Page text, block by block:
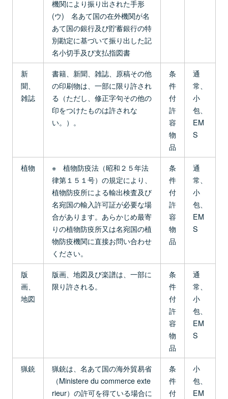
機関により振り出された手形
(ウ) 名あて国の在外機関が名
あて国の銀行及び貯蓄銀行の特
別勘定に基づいて振り出した記
名小切手及び支払指図書
新
聞、
雑誌
書籍、新聞、雑誌、原稿その他
の印刷物は、一部に限り許され
る（ただし、修正字句その他の
印をつけたものは許されな
い。）。
条
件
付
許
容
物
品
通
常、
小
包、
EM
S
植物
※ 植物防疫法（昭和２５年法
律第１５１号）の規定により、
植物防疫所による輸出検査及び
名宛国の輸入許可証が必要な場
合があります。あらかじめ最寄
りの植物防疫所又は名宛国の植
物防疫機関に直接お問い合わせ
ください。
条
件
付
許
容
物
品
通
常、
小
包、
EM
S
版
画、
地図
版画、地図及び楽譜は、一部に
限り許される。
条
件
付
許
容
物
品
通
常、
小
包、
EM
S
猟銃
猟銃は、名あて国の海外貿易省
（Ministere du commerce exte
rieur）の許可を得ている場合に
条
件
付
小
包、
EM